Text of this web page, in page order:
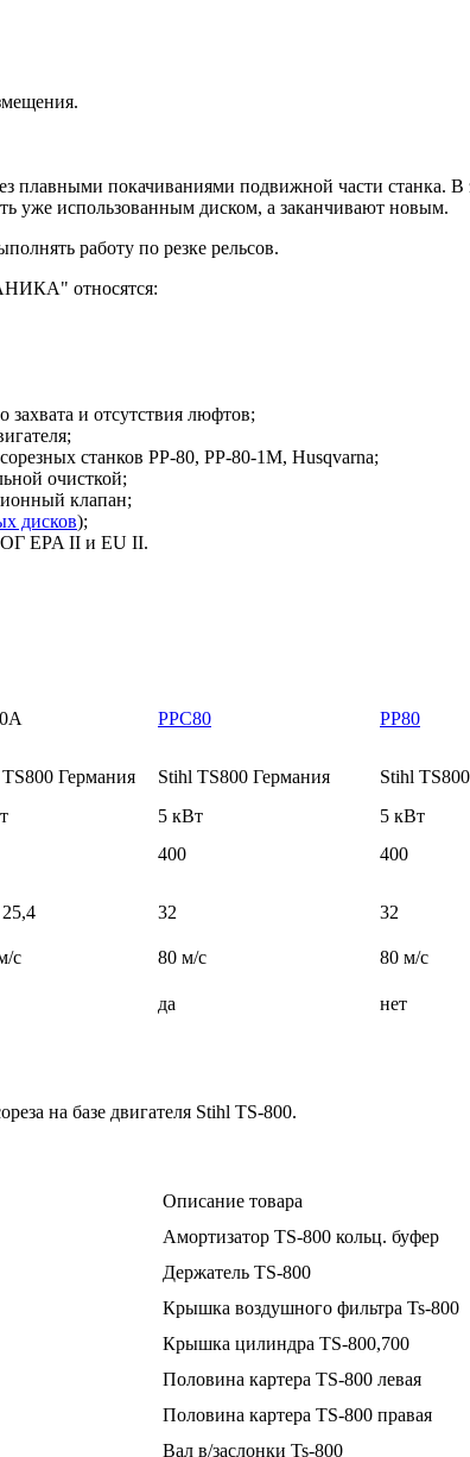
плавными покачиваниями подвижной части станка.
уже использованным диском, а заканчивают новым.
работу по резке рельсов.
относятся:
захвата и отсутствия люфтов;
станков РР-80, РР-80-1М, Husqvarna;
очисткой;
клапан;
дисков);
ОГ EPA II и EU II.
РРС80 РР80
Германия Stihl TS800 Германия Stihl
5 кВт 5 кВт
400 400
32 32
с 80 м/с 80 м/с
да нет
на базе двигателя Stihl TS-800.
Описание товара
Амортизатор TS-800 кольц. буфер
Держатель TS-800
Крышка воздушного фильтра Ts-800
Крышка цилиндра TS-800,700
Половина картера TS-800 левая
Половина картера TS-800 правая
Вал в/заслонки Ts-800